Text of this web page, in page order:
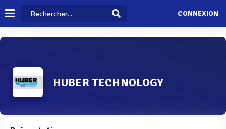
CONNEXION
HUBER TECHNOLOGY